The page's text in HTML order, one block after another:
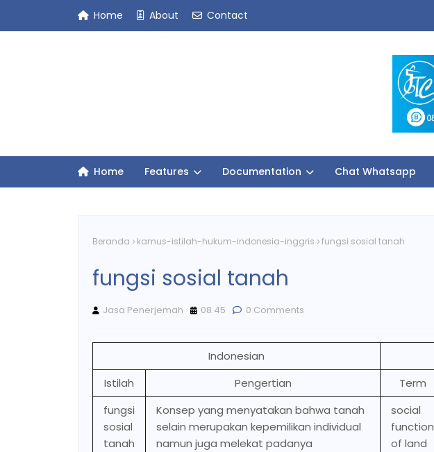
Home About Contact
Home Features Documentation Chat Whatsapp
Beranda kamus-istilah-hukum-indonesia-inggris fungsi sosial tanah
fungsi sosial tanah
Jasa Penerjemah 08.45 0 Comments
Indonesian
Istilah
Pengertian Term
fungsi
sosial
tanah
Konsep yang menyatakan bahwa tanah
selain merupakan kepemilikan individual
namun juga melekat padanya
social
function
of land